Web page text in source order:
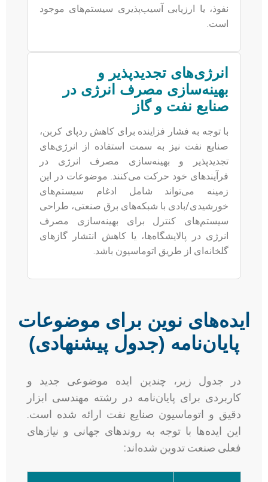
نفوذ، یا ارزیابی آسیب‌پذیری سیستم‌های موجود
است.
انرژی‌های تجدیدپذیر و
بهینه‌سازی مصرف انرژی در
صنایع نفت و گاز
با توجه به فشار فزاینده برای کاهش ردپای کربن،
صنایع نفت نیز به سمت استفاده از انرژی‌های
تجدیدپذیر و بهینه‌سازی مصرف انرژی در
فرآیندهای خود حرکت می‌کنند. موضوعات در این
زمینه می‌تواند شامل ادغام سیستم‌های
خورشیدی/بادی با شبکه‌های برق صنعتی، طراحی
سیستم‌های کنترل برای بهینه‌سازی مصرف
انرژی در پالایشگاه‌ها، یا کاهش انتشار گازهای
گلخانه‌ای از طریق اتوماسیون باشد.
ایده‌های نوین برای موضوعات
پایان‌نامه (جدول پیشنهادی)
در جدول زیر، چندین ایده موضوعی جدید و
کاربردی برای پایان‌نامه در رشته مهندسی ابزار
دقیق و اتوماسیون صنایع نفت ارائه شده است.
این ایده‌ها با توجه به روندهای جهانی و نیازهای
فعلی صنعت تدوین شده‌اند: